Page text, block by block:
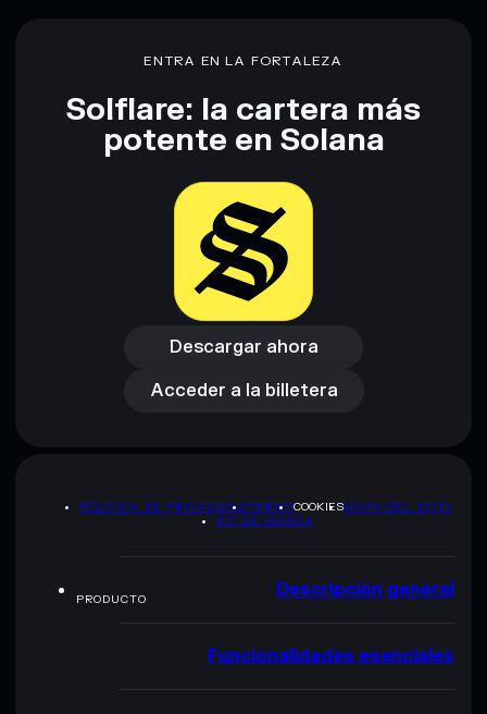
Descargo de responsabilidad: Esta información tiene
únicamente fines educativos y no constituye asesoramiento
proporcionados por rugcheck.xyz.
ENTRA EN LA FORTALEZA
Solflare: la cartera más
potente en Solana
Descargar ahora
Descargar ahora
Acceder a la billetera
Acceder a la billetera
POLÍTICA DE PRIVACIDADTERMSCOOKIESMAPA DEL SITIO
KIT DE MARCA
PRODUCTO Descripción general
Funcionalidades esenciales